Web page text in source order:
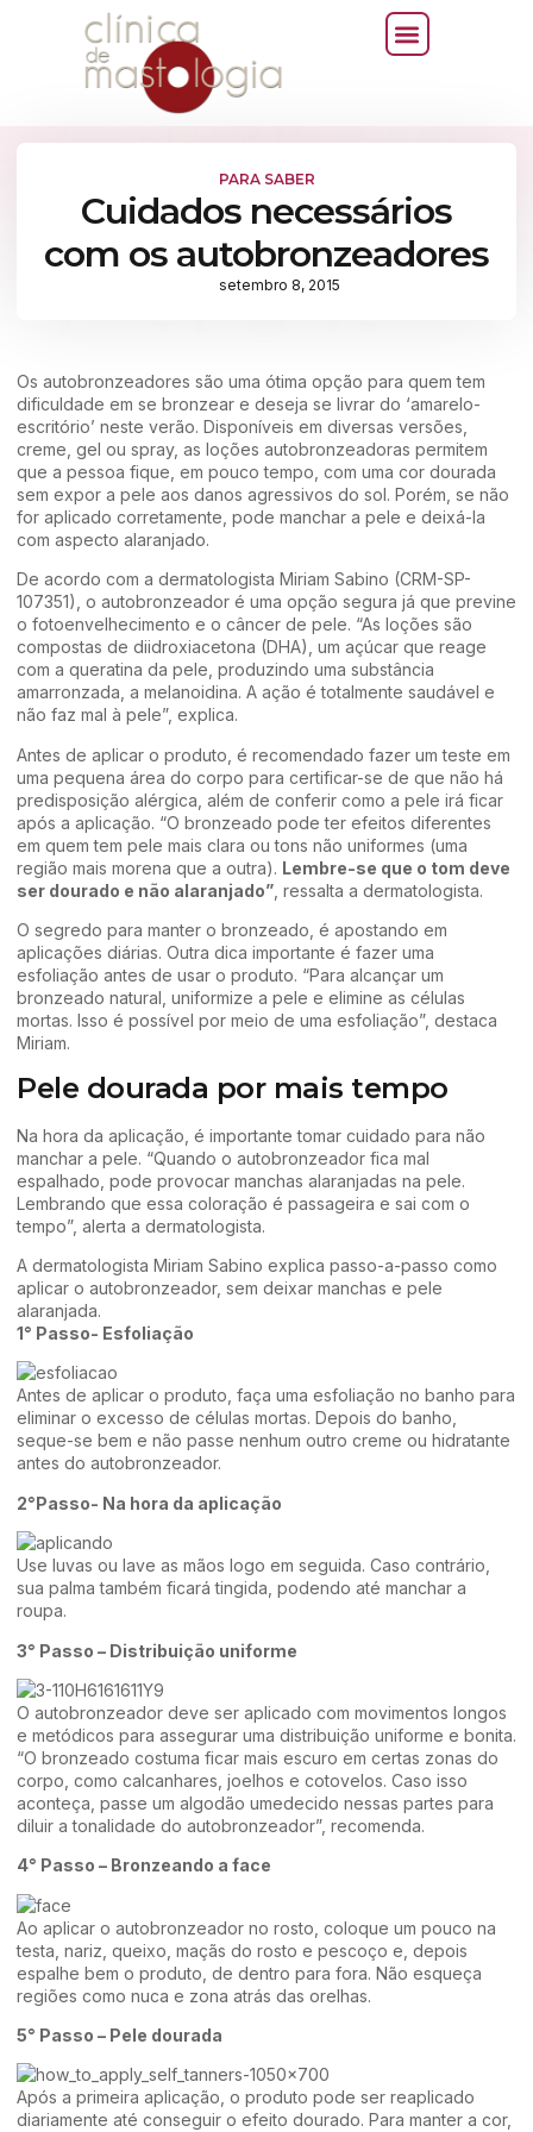
PARA SABER
Cuidados necessários
com os autobronzeadores
setembro 8, 2015
Os autobronzeadores são uma ótima opção para quem tem
dificuldade em se bronzear e deseja se livrar do ‘amarelo-
escritório’ neste verão. Disponíveis em diversas versões,
creme, gel ou spray, as loções autobronzeadoras permitem
que a pessoa fique, em pouco tempo, com uma cor dourada
sem expor a pele aos danos agressivos do sol. Porém, se não
for aplicado corretamente, pode manchar a pele e deixá-la
com aspecto alaranjado.
De acordo com a dermatologista Miriam Sabino (CRM-SP-
107351), o autobronzeador é uma opção segura já que previne
o fotoenvelhecimento e o câncer de pele. “As loções são
compostas de diidroxiacetona (DHA), um açúcar que reage
com a queratina da pele, produzindo uma substância
amarronzada, a melanoidina. A ação é totalmente saudável e
não faz mal à pele”, explica.
Antes de aplicar o produto, é recomendado fazer um teste em
uma pequena área do corpo para certificar-se de que não há
predisposição alérgica, além de conferir como a pele irá ficar
após a aplicação. “O bronzeado pode ter efeitos diferentes
em quem tem pele mais clara ou tons não uniformes (uma
região mais morena que a outra). Lembre-se que o tom deve
ser dourado e não alaranjado” , ressalta a dermatologista.
O segredo para manter o bronzeado, é apostando em
aplicações diárias. Outra dica importante é fazer uma
esfoliação antes de usar o produto. “Para alcançar um
bronzeado natural, uniformize a pele e elimine as células
mortas. Isso é possível por meio de uma esfoliação”, destaca
Miriam.
Pele dourada por mais tempo
Na hora da aplicação, é importante tomar cuidado para não
manchar a pele. “Quando o autobronzeador fica mal
espalhado, pode provocar manchas alaranjadas na pele.
Lembrando que essa coloração é passageira e sai com o
tempo”, alerta a dermatologista.
A dermatologista Miriam Sabino explica passo-a-passo como
aplicar o autobronzeador, sem deixar manchas e pele
alaranjada.
1° Passo- Esfoliação
Antes de aplicar o produto, faça uma esfoliação no banho para
eliminar o excesso de células mortas. Depois do banho,
seque-se bem e não passe nenhum outro creme ou hidratante
antes do autobronzeador.
2°Passo- Na hora da aplicação
Use luvas ou lave as mãos logo em seguida. Caso contrário,
sua palma também ficará tingida, podendo até manchar a
roupa.
3° Passo – Distribuição uniforme
O autobronzeador deve ser aplicado com movimentos longos
e metódicos para assegurar uma distribuição uniforme e bonita.
“O bronzeado costuma ficar mais escuro em certas zonas do
corpo, como calcanhares, joelhos e cotovelos. Caso isso
aconteça, passe um algodão umedecido nessas partes para
diluir a tonalidade do autobronzeador”, recomenda.
4° Passo – Bronzeando a face
Ao aplicar o autobronzeador no rosto, coloque um pouco na
testa, nariz, queixo, maçãs do rosto e pescoço e, depois
espalhe bem o produto, de dentro para fora. Não esqueça
regiões como nuca e zona atrás das orelhas.
5° Passo – Pele dourada
Após a primeira aplicação, o produto pode ser reaplicado
diariamente até conseguir o efeito dourado. Para manter a cor,